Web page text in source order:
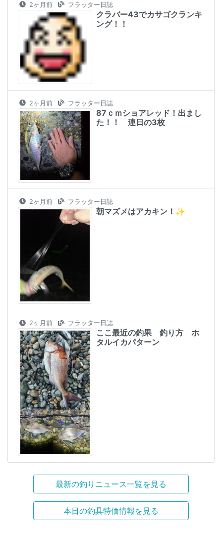
2ヶ月前 フラッター日誌
クラバー43でカサゴクランキ
ング！！
2ヶ月前 フラッター日誌
87ｃｍショアレッド！出まし
た！！ 連日の3枚
2ヶ月前 フラッター日誌
朝マズメはアカキン！✨
2ヶ月前 フラッター日誌
ここ最近の釣果 釣り方 ホ
タルイカパターン
最新の釣りニュース一覧を見る
本日の釣具特価情報を見る